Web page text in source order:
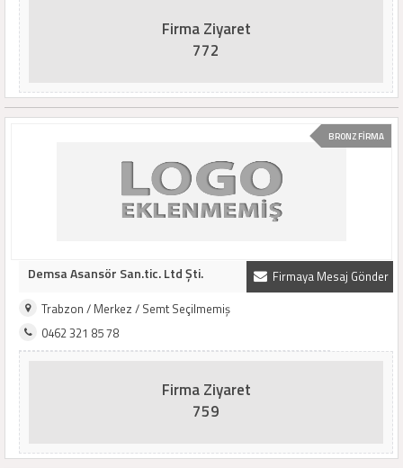
Firma Ziyaret
772
BRONZ FİRMA
Firmaya Mesaj Gönder
Demsa Asansör San.tic. Ltd Şti.
Trabzon / Merkez / Semt Seçilmemiş
0462 321 85 78
Firma Ziyaret
759